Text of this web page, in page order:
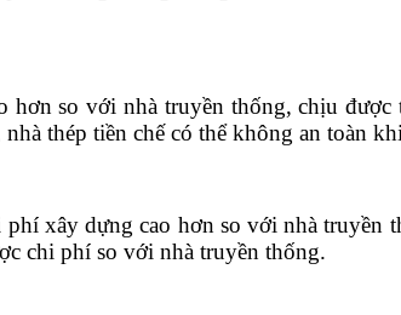
hơn so với nhà truyền thống, chịu
thép tiền chế có thể không an toàn
phí xây dựng cao hơn so với nhà
chi phí so với nhà truyền thống.